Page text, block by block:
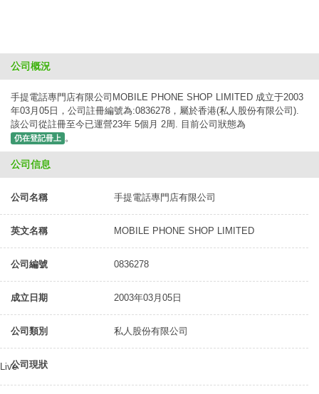
公司概況
手提電話專門店有限公司MOBILE PHONE SHOP LIMITED 成立于2003
年03月05日，公司註冊編號為:0836278，屬於香港(私人股份有限公司).
該公司從註冊至今已運營23年 5個月 2周. 目前公司狀態為
仍在登記冊上 。
公司信息
公司名稱 手提電話專門店有限公司
英文名稱 MOBILE PHONE SHOP LIMITED
公司編號 0836278
成立日期 2003年03月05日
公司類別 私人股份有限公司
公司現狀
Live